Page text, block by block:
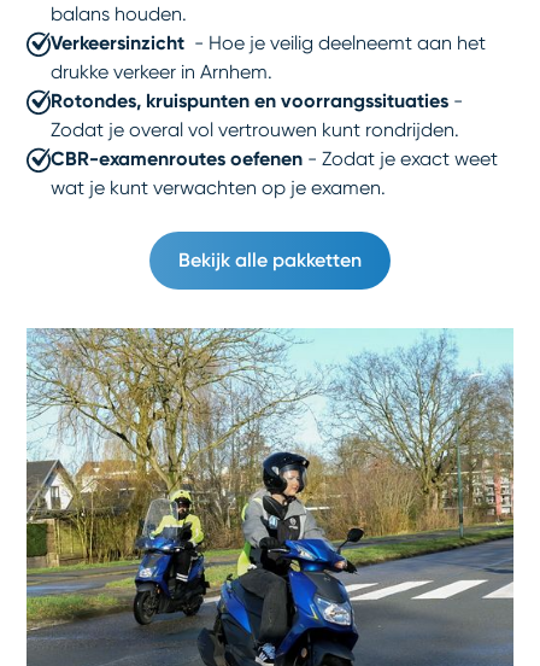
balans houden.
Verkeersinzicht - Hoe je veilig deelneemt aan het
drukke verkeer in Arnhem.
Rotondes, kruispunten en voorrangssituaties -
Zodat je overal vol vertrouwen kunt rondrijden.
CBR-examenroutes oefenen - Zodat je exact weet
wat je kunt verwachten op je examen.
Bekijk alle pakketten